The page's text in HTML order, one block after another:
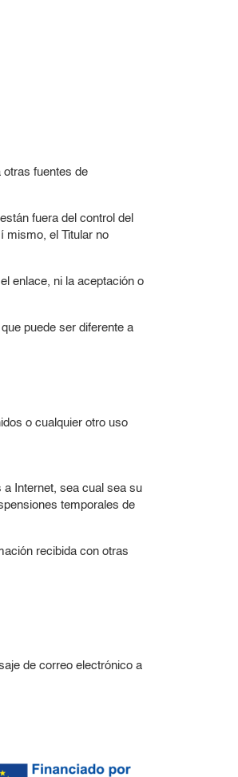
otras fuentes de
fuera del control del
mismo, el Titular no
enlace, ni la aceptación o
puede ser diferente a
o cualquier otro uso
a Internet, sea cual sea su
temporales de
recibida con otras
de correo electrónico a